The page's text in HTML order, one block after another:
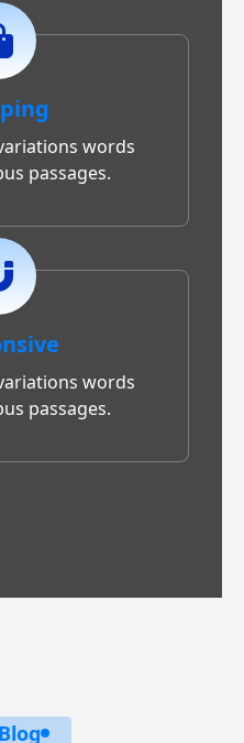
words
passages.
words
passages.